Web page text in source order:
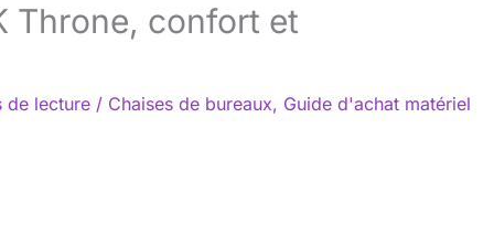
Throne, confort et
de lecture / Chaises de bureaux, Guide d'achat matériel